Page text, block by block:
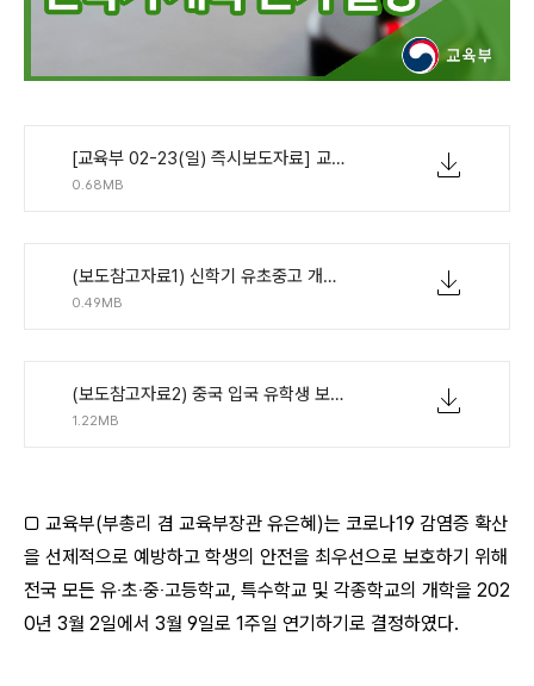
[교육부 02-23(일) 즉시보도자료] 교육부, 전국 모든 유초중등학교 신학기 개학 연기 결정 및 중국 입국 유학생 보호‧관리 방안 보완 조치 마련.pdf
0.68MB
(보도참고자료1) 신학기 유초중고 개학 연기 및 대응계획.pdf
0.49MB
(보도참고자료2) 중국 입국 유학생 보호‧관리방안(2.16) 보완 조치.pdf
1.22MB
□ 교육부(부총리 겸 교육부장관 유은혜)는 코로나19 감염증 확산
을 선제적으로 예방하고 학생의 안전을 최우선으로 보호하기 위해
전국 모든 유‧초‧중‧고등학교, 특수학교 및 각종학교의 개학을 202
0년 3월 2일에서 3월 9일로 1주일 연기하기로 결정하였다.